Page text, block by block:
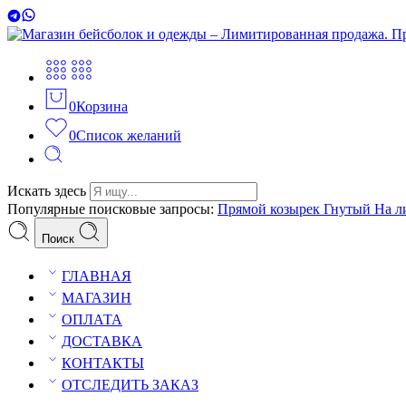
0Корзина
0Список желаний
Искать здесь
Популярные поисковые запросы: Прямой козырек Гнутый На
Поиск
ГЛАВНАЯ
МАГАЗИН
ОПЛАТА
ДОСТАВКА
КОНТАКТЫ
ОТСЛЕДИТЬ ЗАКАЗ